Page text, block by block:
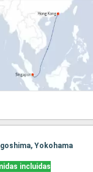
Yokohama
incluidas